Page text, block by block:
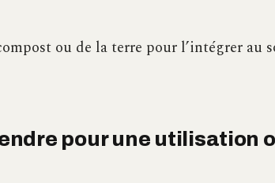
ou de la terre pour l’intégrer au
pour une utilisation